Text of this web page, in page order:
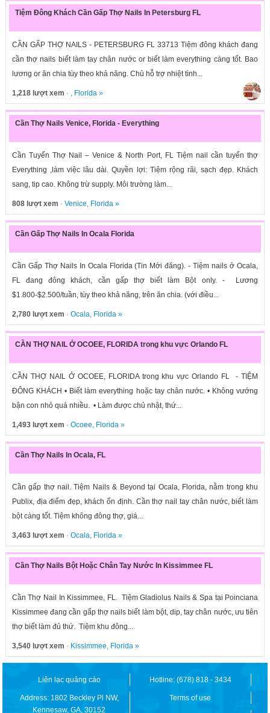
Tiệm Đông Khách Cần Gấp Thợ Nails In Petersburg FL
CẦN GẤP THỢ NAILS - PETERSBURG FL 33713 Tiệm đông khách đang
cần thợ nails biết làm tay chân nước or biết làm everything càng tốt. Bao
lương or ăn chia tùy theo khả năng. Chủ hỗ trợ nhiệt tình...
1,218 lượt xem · , Florida»
Cần Thợ Nails Venice, Florida - Everything
Cần Tuyển Thợ Nail – Venice & North Port, FL Tiệm nail cần tuyển thợ
Everything ,làm việc lâu dài. Quyền lợi: Tiệm rộng rãi, sạch đẹp. Khách
sang, tip cao. Không trừ supply. Môi trường làm...
808 lượt xem · Venice, Florida»
Cần Gấp Thợ Nails In Ocala Florida
Cần Gấp Thợ Nails In Ocala Florida (Tin Mới đăng). - Tiệm nails ở Ocala,
FL đang đông khách, cần gấp thợ biết làm Bột only. - Lương
$1.800-$2.500/tuần, tùy theo khả năng, trên ăn chia. (với điều...
2,780 lượt xem · Ocala, Florida»
CẦN THỢ NAIL Ở OCOEE, FLORIDA trong khu vực Orlando FL
CẦN THỢ NAIL Ở OCOEE, FLORIDA trong khu vực Orlando FL - TIỆM
ĐÔNG KHÁCH • Biết làm everything hoặc tay chân nước. • Không vướng
bận con nhỏ quá nhiều. • Làm được chủ nhật, thứ...
1,493 lượt xem · Ocoee, Florida»
Cần Thợ Nails In Ocala, FL
Cần gấp thợ nail. Tiệm Nails & Beyond tại Ocala, Florida, nằm trong khu
Publix, địa điểm đẹp, khách ổn định. Cần thợ nail tay chân nước, biết làm
bột càng tốt. Tiệm không đông thợ, giá...
3,463 lượt xem · Ocala, Florida»
Cần Thợ Nails Bột Hoặc Chân Tay Nước In Kissimmee FL
Cần Thợ Nail In Kissimmee, FL. Tiệm Gladiolus Nails & Spa tại Poinciana
Kissimmee đang cần gấp thợ nails biết làm bột, dip, tay chân nước, ưu tiên
thợ biết làm đủ thứ. Tiệm khu đông...
3,540 lượt xem · Kissimmee, Florida»
Liên lạc quảng cáo Hotline: (678) 818 - 3434
Address: 1802 Beckley Pl NW,
Kennesaw, GA, 30152
Terms of use